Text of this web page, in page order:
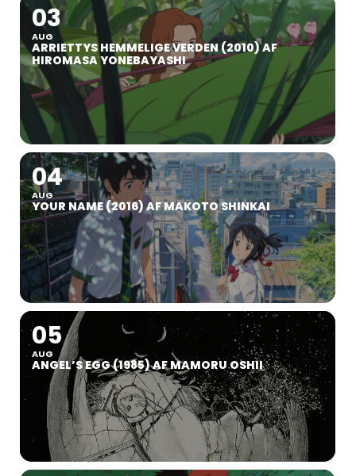
03
AUG
ARRIETTYS HEMMELIGE VERDEN (2010) AF
HIROMASA YONEBAYASHI
04
AUG
YOUR NAME (2016) AF MAKOTO SHINKAI
05
AUG
ANGEL’S EGG (1985) AF MAMORU OSHII